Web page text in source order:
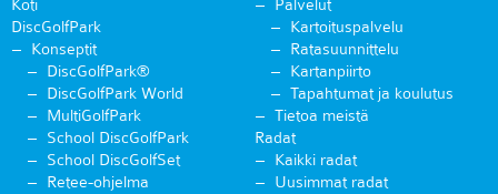
Koti
DiscGolfPark
Konseptit
DiscGolfPark®
DiscGolfPark World
MultiGolfPark
School DiscGolfPark
School DiscGolfSet
Retee-ohjelma
Palvelut
Kartoituspalvelu
Ratasuunnittelu
Kartanpiirto
Tapahtumat ja koulutus
Tietoa meistä
Radat
Kaikki radat
Uusimmat radat